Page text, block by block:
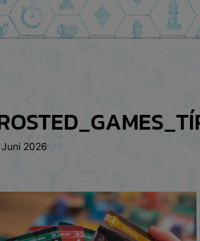
Juni 2026